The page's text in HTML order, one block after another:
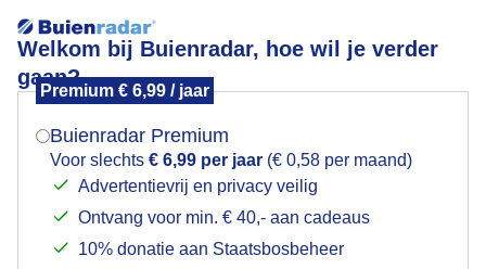
Welkom bij Buienradar, hoe wil je verder
gaan?
Premium € 6,99 / jaar
Buienradar Premium
Voor slechts € 6,99 per jaar (€ 0,58 per maand)
Advertentievrij en privacy veilig
Ontvang voor min. € 40,- aan cadeaus
10% donatie aan Staatsbosbeheer
Wasgoed lekker buiten drogen
Mogen we je locatie gebruiken voor het
Indien je hier nog geen akkoord op hebt gegeven,
verschijnt er zo een pop-up uit je browser waarin